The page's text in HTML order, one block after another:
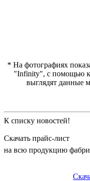
* На фотографиях
"Infinity", с помощью
выглядят данные
К списку новостей!
Скачать прайс-лист
на всю продукцию